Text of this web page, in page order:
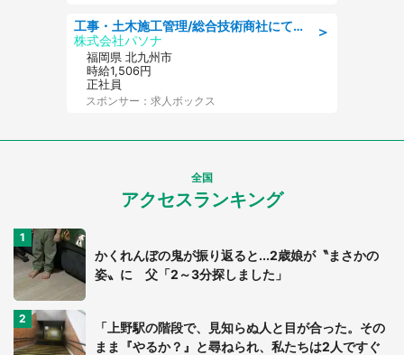
＞
工事・土木施工管理/総合技術商社にて施工管理のお仕事/即日勤務可/車通勤可/工事・土木施工管理/生産・品質管理
株式会社パソナ
福岡県 北九州市
時給1,506円
正社員
スポンサー：求人ボックス
全国
アクセスランキング
かくれんぼの鬼が振り返ると...2歳娘が〝まさかの
姿〟に 父「2～3分探しました」
「上野駅の階段で、見知らぬ人と目が合った。その
まま『やるか？』と尋ねられ、私たちは2人ですぐ